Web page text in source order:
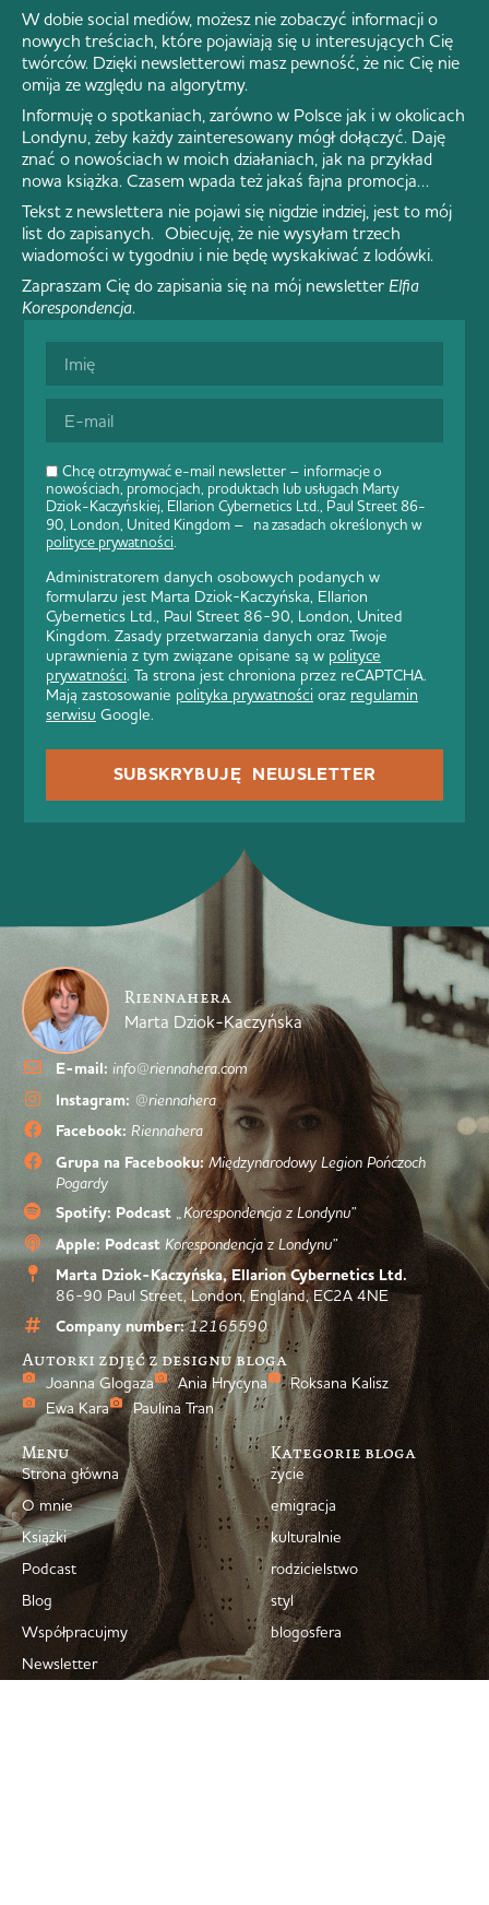
Chcę otrzymywać e-mail newsletter – informacje o
nowościach, promocjach, produktach lub usługach Marty
Dziok-Kaczyńskiej, Ellarion Cybernetics Ltd., Paul Street 86-
90, London, United Kingdom – na zasadach określonych w
polityce prywatności.
Administratorem danych osobowych podanych w
formularzu jest Marta Dziok-Kaczyńska, Ellarion
Cybernetics Ltd., Paul Street 86-90, London, United
Kingdom. Zasady przetwarzania danych oraz Twoje
uprawnienia z tym związane opisane są w polityce
prywatności. Ta strona jest chroniona przez reCAPTCHA.
Mają zastosowanie polityka prywatności oraz regulamin
serwisu Google.
SUBSKRYBUJĘ NEWSLETTER
W dobie social mediów, możesz nie zobaczyć informacji o
nowych treściach, które pojawiają się u interesujących Cię
twórców. Dzięki newsletterowi masz pewność, że nic Cię nie
omija ze względu na algorytmy.
Informuję o spotkaniach, zarówno w Polsce jak i w okolicach
Londynu, żeby każdy zainteresowany mógł dołączyć. Daję
znać o nowościach w moich działaniach, jak na przykład
nowa książka. Czasem wpada też jakaś fajna promocja…
Tekst z newslettera nie pojawi się nigdzie indziej, jest to mój
list do zapisanych. Obiecuję, że nie wysyłam trzech
wiadomości w tygodniu i nie będę wyskakiwać z lodówki.
Zapraszam Cię do zapisania się na mój newsletter Elfia
Korespondencja.
Riennahera
Marta Dziok-Kaczyńska
E-mail: info@riennahera.com
Instagram: @riennahera
Facebook: Riennahera
Grupa na Facebooku: Międzynarodowy Legion Pończoch
Pogardy
Spotify: Podcast „Korespondencja z Londynu”
Apple: Podcast Korespondencja z Londynu”
Marta Dziok-Kaczyńska, Ellarion Cybernetics Ltd.
86-90 Paul Street, London, England, EC2A 4NE
Company number: 12165590
Autorki zdjęć z designu bloga
Joanna Glogaza Ania Hrycyna
Roksana Kalisz
Ewa Kara
Paulina Tran
Menu
Strona główna
O mnie
Książki
Podcast
Blog
Współpracujmy
Newsletter
Kategorie bloga
życie
emigracja
kulturalnie
rodzicielstwo
styl
blogosfera